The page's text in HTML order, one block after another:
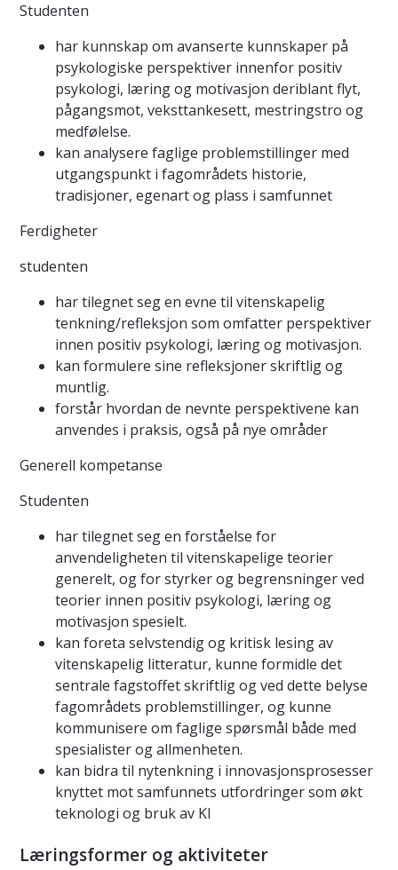
Studenten
har kunnskap om avanserte kunnskaper på
psykologiske perspektiver innenfor positiv
psykologi, læring og motivasjon deriblant flyt,
pågangsmot, veksttankesett, mestringstro og
medfølelse.
kan analysere faglige problemstillinger med
utgangspunkt i fagområdets historie,
tradisjoner, egenart og plass i samfunnet
Ferdigheter
studenten
har tilegnet seg en evne til vitenskapelig
tenkning/refleksjon som omfatter perspektiver
innen positiv psykologi, læring og motivasjon.
kan formulere sine refleksjoner skriftlig og
muntlig.
forstår hvordan de nevnte perspektivene kan
anvendes i praksis, også på nye områder
Generell kompetanse
Studenten
har tilegnet seg en forståelse for
anvendeligheten til vitenskapelige teorier
generelt, og for styrker og begrensninger ved
teorier innen positiv psykologi, læring og
motivasjon spesielt.
kan foreta selvstendig og kritisk lesing av
vitenskapelig litteratur, kunne formidle det
sentrale fagstoffet skriftlig og ved dette belyse
fagområdets problemstillinger, og kunne
kommunisere om faglige spørsmål både med
spesialister og allmenheten.
kan bidra til nytenkning i innovasjonsprosesser
knyttet mot samfunnets utfordringer som økt
teknologi og bruk av KI
Læringsformer og aktiviteter